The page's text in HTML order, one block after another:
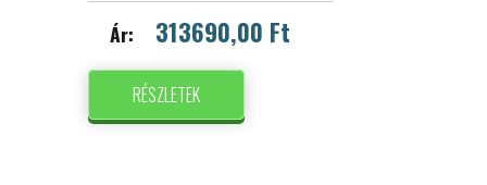
Ár: 313690,00 Ft
RÉSZLETEK